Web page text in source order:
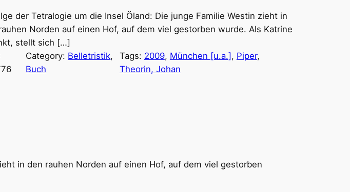
der Tetralogie um die Insel Öland: Die junge Familie Westin zieht in
Norden auf einen Hof, auf dem viel gestorben wurde. Als Katrine
stellt sich […]
Category: Belletristik
Buch
Tags: 2009, München [u.a.], Piper
Theorin, Johan
in den rauhen Norden auf einen Hof, auf dem viel gestorben